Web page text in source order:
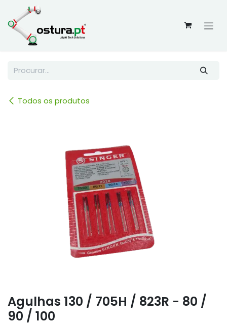
Skip to Content
Todos os produtos
Agulhas 130 / 705H / 823R - 80 /
90 / 100